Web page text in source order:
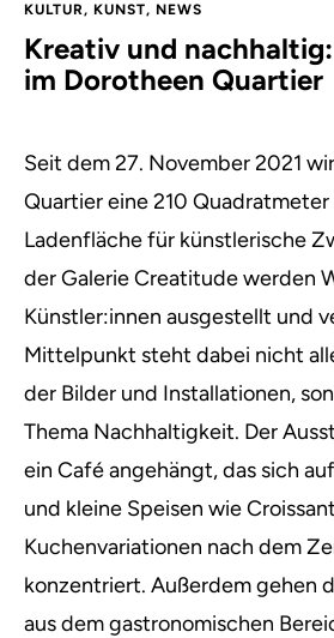
KULTUR, KUNST, NEWS
Kreativ und
im Dorotheen Quartier
Seit dem 27. November 2021
Quartier eine 210
Ladenfläche für künstlerische
der Galerie Creatitude werden
Künstler:innen ausgestellt und
Mittelpunkt steht dabei nicht
der Bilder und Installationen,
Thema Nachhaltigkeit. Der
ein Café angehängt, das sich
und kleine Speisen wie
Kuchenvariationen nach dem
konzentriert. Außerdem gehen
aus dem gastronomischen